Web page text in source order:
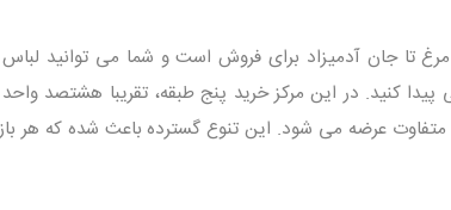
مرغ تا جان آدمیزاد برای فروش است و شما می توانید لباس
کنید. در این مرکز خرید پنج طبقه، تقریبا هشتصد
عرضه می شود. این تنوع گسترده باعث شده که هر